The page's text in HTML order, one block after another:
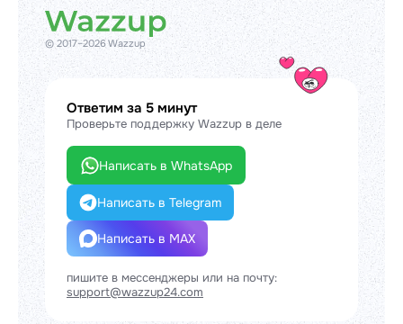
© 2017–2026 Wazzup
Ответим за 5 минут
Проверьте поддержку Wazzup в деле
Написать в WhatsApp
Написать в Telegram
Написать в MAX
пишите в мессенджеры или на почту:
support@wazzup24.com